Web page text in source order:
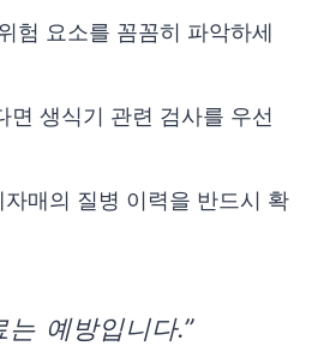
험 요소를 꼼꼼히 파악하세
면 생식기 관련 검사를 우선
매의 질병 이력을 반드시 확
는 예방입니다.”